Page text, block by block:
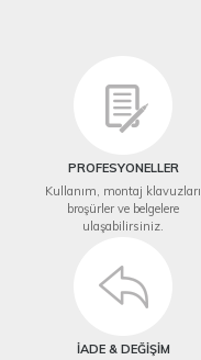
PROFESYONELLER
Kullanım, montaj klavuzları
broşürler ve belgelere
ulaşabilirsiniz.
İADE & DEĞİŞİM